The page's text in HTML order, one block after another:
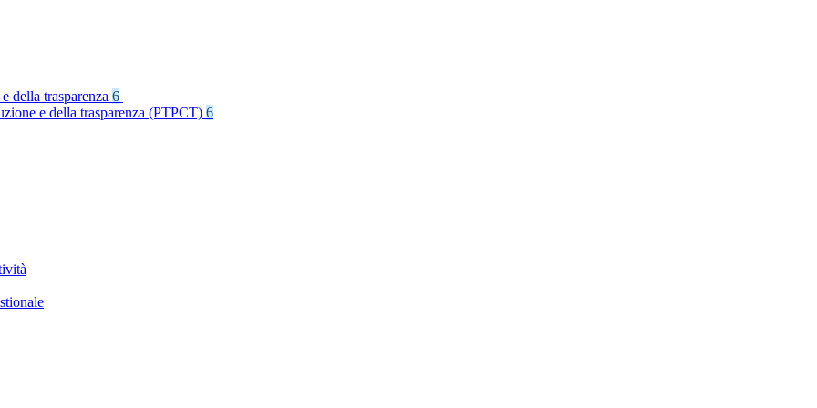
della trasparenza 6
e della trasparenza (PTPCT) 6